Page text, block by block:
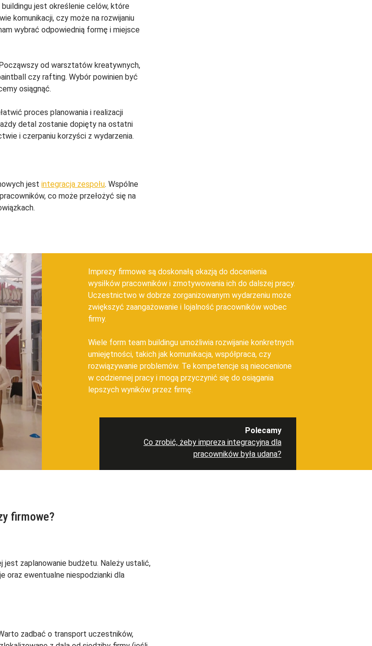
jest określenie celów, które
komunikacji, czy może na rozwijaniu
wybrać odpowiednią formę i miejsce
od warsztatów kreatywnych,
czy rafting. Wybór powinien być
osiągnąć.
proces planowania i realizacji
detal zostanie dopięty na ostatni
i czerpaniu korzyści z wydarzenia.
jestintegracja zespołu. Wspólne
co może przełożyć się na
Imprezy firmowe są doskonałą okazją do docenienia
wysiłków pracowników i zmotywowania ich do dalszej pracy.
Uczestnictwo w dobrze zorganizowanym wydarzeniu może
zwiększyć zaangażowanie i lojalność pracowników wobec
firmy.
Wiele form team buildingu umożliwia rozwijanie konkretnych
umiejętności, takich jak komunikacja, współpraca, czy
rozwiązywanie problemów. Te kompetencje są nieocenione
w codziennej pracy i mogą przyczynić się do osiągania
lepszych wyników przez firmę.
Polecamy
Co zrobić, żeby impreza integracyjna dla
pracowników była udana?
firmowe?
zaplanowanie budżetu. Należy ustalić,
oraz ewentualne niespodzianki dla
zadbać o transport uczestników,